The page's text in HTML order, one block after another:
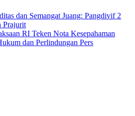
dan Semangat Juang: Pangdivif 2
Prajurit
RI Teken Nota Kesepahaman
dan Perlindungan Pers